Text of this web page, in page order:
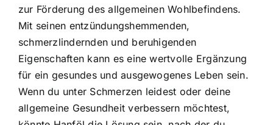
zur Förderung des allgemeinen Wohlbefindens.
Mit seinen entzündungshemmenden,
schmerzlindernden und beruhigenden
Eigenschaften kann es eine wertvolle Ergänzung
für ein gesundes und ausgewogenes Leben sein.
Wenn du unter Schmerzen leidest oder deine
allgemeine Gesundheit verbessern möchtest,